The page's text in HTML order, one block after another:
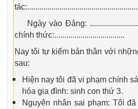
Ngày vào Đảng:
chính thức:...................................
Nay tôi tự kiểm bản thân với
sau:
Hiện nay tôi đã vi phạm chính
hóa gia đình: sinh con thứ 3.
Nguyên nhân sai phạm: Tôi